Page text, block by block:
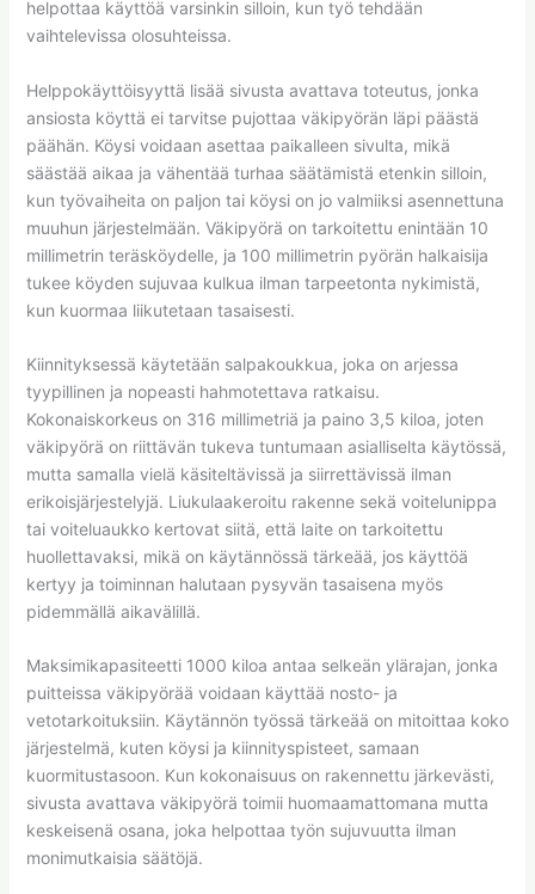
helpottaa käyttöä varsinkin silloin, kun työ tehdään
vaihtelevissa olosuhteissa.
Helppokäyttöisyyttä lisää sivusta avattava toteutus, jonka
ansiosta köyttä ei tarvitse pujottaa väkipyörän läpi päästä
päähän. Köysi voidaan asettaa paikalleen sivulta, mikä
säästää aikaa ja vähentää turhaa säätämistä etenkin silloin,
kun työvaiheita on paljon tai köysi on jo valmiiksi asennettuna
muuhun järjestelmään. Väkipyörä on tarkoitettu enintään 10
millimetrin teräsköydelle, ja 100 millimetrin pyörän halkaisija
tukee köyden sujuvaa kulkua ilman tarpeetonta nykimistä,
kun kuormaa liikutetaan tasaisesti.
Kiinnityksessä käytetään salpakoukkua, joka on arjessa
tyypillinen ja nopeasti hahmotettava ratkaisu.
Kokonaiskorkeus on 316 millimetriä ja paino 3,5 kiloa, joten
väkipyörä on riittävän tukeva tuntumaan asialliselta käytössä,
mutta samalla vielä käsiteltävissä ja siirrettävissä ilman
erikoisjärjestelyjä. Liukulaakeroitu rakenne sekä voitelunippa
tai voiteluaukko kertovat siitä, että laite on tarkoitettu
huollettavaksi, mikä on käytännössä tärkeää, jos käyttöä
kertyy ja toiminnan halutaan pysyvän tasaisena myös
pidemmällä aikavälillä.
Maksimikapasiteetti 1000 kiloa antaa selkeän ylärajan, jonka
puitteissa väkipyörää voidaan käyttää nosto- ja
vetotarkoituksiin. Käytännön työssä tärkeää on mitoittaa koko
järjestelmä, kuten köysi ja kiinnityspisteet, samaan
kuormitustasoon. Kun kokonaisuus on rakennettu järkevästi,
sivusta avattava väkipyörä toimii huomaamattomana mutta
keskeisenä osana, joka helpottaa työn sujuvuutta ilman
monimutkaisia säätöjä.